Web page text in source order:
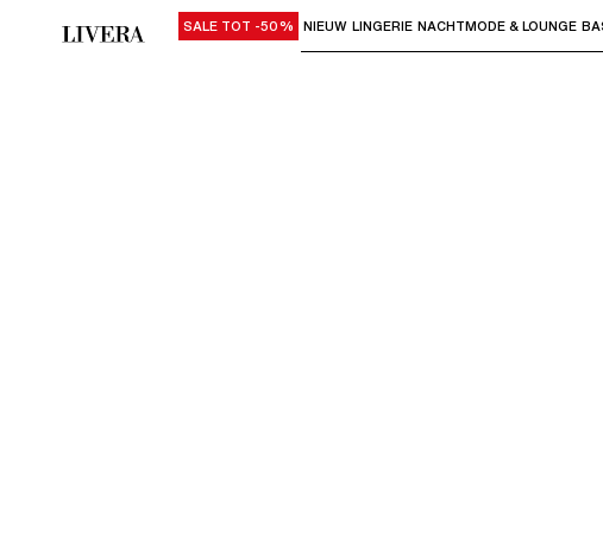
Gebruik "Pijl omlaag" of "Enter" om
SALE TOT -50% NIEUW LINGERIE NACHTMODE & LOUNGE